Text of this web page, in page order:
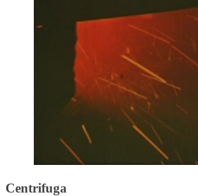
Centrifuga